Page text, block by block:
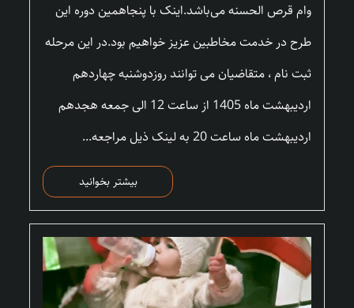
وام قرص الحسنه می‌باشد.اینک با پنجاهمین دوره این
طرح در خدمت مخاطبین عزیز خواهیم بود.در این مرحله
ثبت نام ، متقاضیان می توانند روزدوشنبه چهاردهم
اردیبهشت ماه 1405 از ساعت 12 الی جمعه هجدهم
اردیبهشت ماه ساعت 20 به لینک ذیل مراجعه...
بیشتر بخوانید